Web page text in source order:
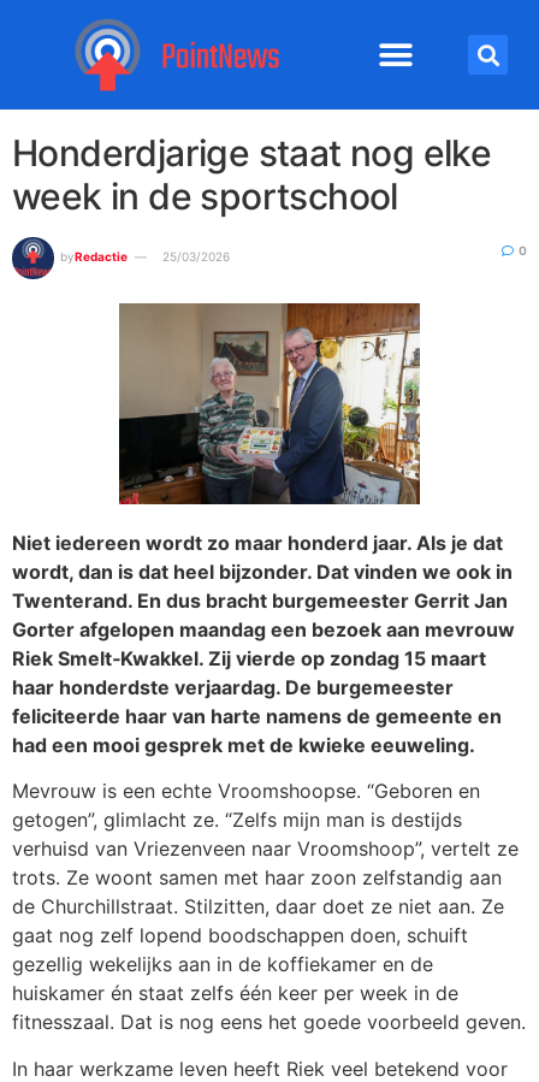
Honderdjarige staat nog elke
week in de sportschool
byRedactie 25/03/2026 0
Niet iedereen wordt zo maar honderd jaar. Als je dat
wordt, dan is dat heel bijzonder. Dat vinden we ook in
Twenterand. En dus bracht burgemeester Gerrit Jan
Gorter afgelopen maandag een bezoek aan mevrouw
Riek Smelt‑Kwakkel. Zij vierde op zondag 15 maart
haar honderdste verjaardag. De burgemeester
feliciteerde haar van harte namens de gemeente en
had een mooi gesprek met de kwieke eeuweling.
Mevrouw is een echte Vroomshoopse. “Geboren en
getogen”, glimlacht ze. “Zelfs mijn man is destijds
verhuisd van Vriezenveen naar Vroomshoop”, vertelt ze
trots. Ze woont samen met haar zoon zelfstandig aan
de Churchillstraat. Stilzitten, daar doet ze niet aan. Ze
gaat nog zelf lopend boodschappen doen, schuift
gezellig wekelijks aan in de koffiekamer en de
huiskamer én staat zelfs één keer per week in de
fitnesszaal. Dat is nog eens het goede voorbeeld geven.
In haar werkzame leven heeft Riek veel betekend voor